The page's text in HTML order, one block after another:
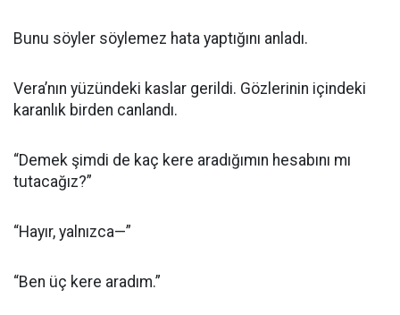
Bunu söyler söylemez hata yaptığını anladı.
Vera’nın yüzündeki kaslar gerildi. Gözlerinin içindeki
karanlık birden canlandı.
“Demek şimdi de kaç kere aradığımın hesabını mı
tutacağız?”
“Hayır, yalnızca—”
“Ben üç kere aradım.”